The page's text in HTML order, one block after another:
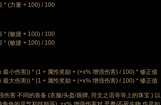
* (力量 + 100) / 100
* (敏捷 + 100) / 100
* (敏捷 + 100) / 100
最小伤害)) * (1 + 属性奖励 + (+x% 增强伤害) / 100) * 修正值
最大伤害)) * (1 + 属性奖励 + (+x% 增强伤害) / 100) * 修正值
伤害 不同的装备 (衣服/头盔/盾牌, 符文之语等等上的珠宝.) 以